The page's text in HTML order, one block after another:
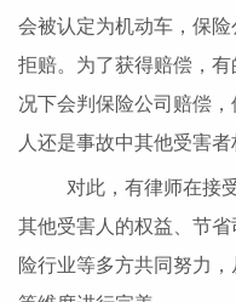
会被认定为机动车，保险
拒赔。为了获得赔偿，
况下会判保险公司赔偿
人还是事故中其他受害者
对此，有律师在接受
其他受害人的权益、节
险行业等多方共同努力